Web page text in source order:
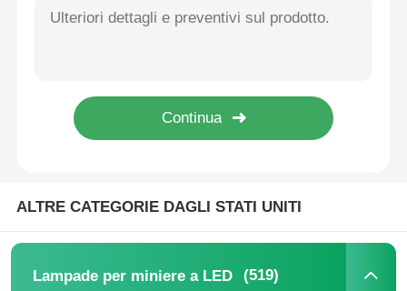
Cinture minerarie sotterranee
Alimentazione elettrica portatile di immagazzinamento
ALTRE CATEGORIE DAGLI STATI UNITI
Lampade per miniere a LED (519)